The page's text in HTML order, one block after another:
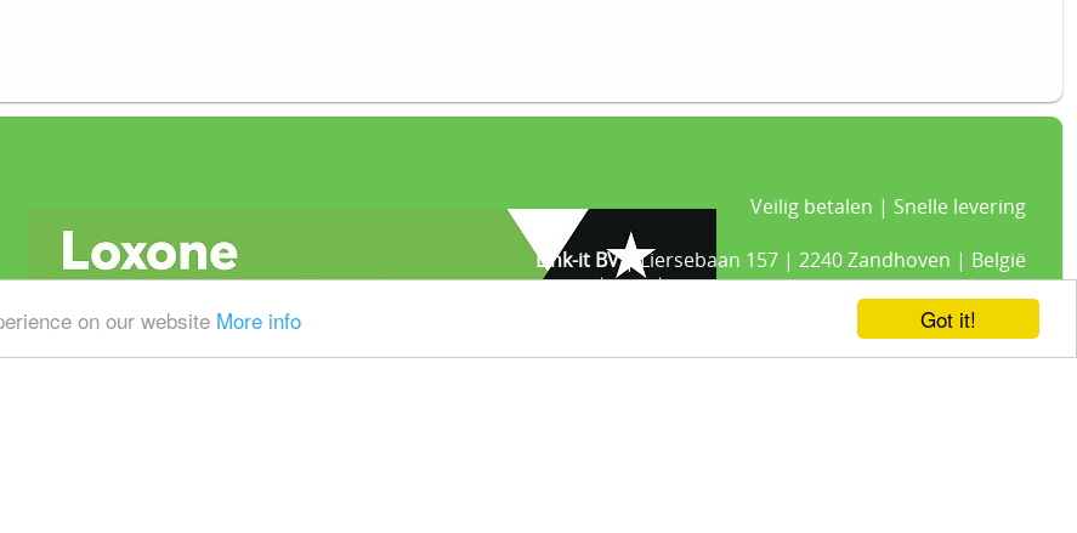
Got it!
on our website More info
Veilig betalen | Snelle levering
Link-it BV| Liersebaan 157 | 2240 Zandhoven | België
+32 3 420 08 11 | ✉hallo@link-it.be
BTW: BE0648821122 | Fortis BE47 0017 8143 2480